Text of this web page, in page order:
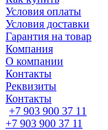
Условия оплаты
Условия доставки
Гарантия на товар
Компания
О компании
Контакты
Реквизиты
Контакты
+7 903 900 37 11
+7 903 900 37 11